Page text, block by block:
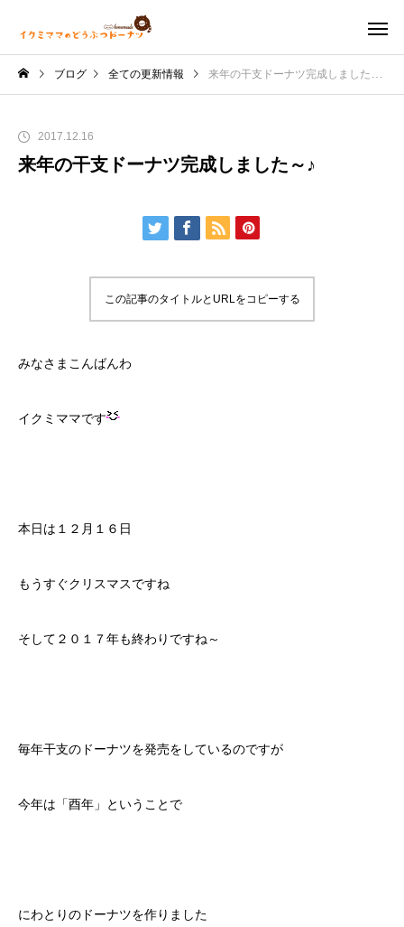
ブログ 全ての更新情報 来年の干支ドーナツ完成しました～♪
2017.12.16
来年の干支ドーナツ完成しました～♪
この記事のタイトルとURLをコピーする
みなさまこんばんわ
イクミママです
本日は１２月１６日
もうすぐクリスマスですね
そして２０１７年も終わりですね～
毎年干支のドーナツを発売をしているのですが
今年は「酉年」ということで
にわとりのドーナツを作りました